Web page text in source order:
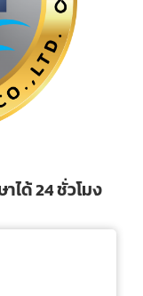
ได้ 24 ชั่วโมง